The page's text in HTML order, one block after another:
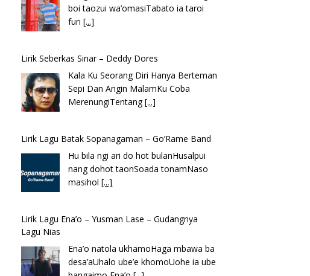
boi taozui wa’omasiTabato ia taroi
furi[...]
Lirik Seberkas Sinar – Deddy Dores
Kala Ku Seorang Diri Hanya Berteman
Sepi Dan Angin MalamKu Coba
MerenungiTentang[...]
Lirik Lagu Batak Sopanagaman – Go’Rame Band
Hu bila ngi ari do hot bulanHusalpui
nang dohot taonSoada tonamNaso
masihol[...]
Lirik Lagu Ena’o – Yusman Lase – Gudangnya
Lagu Nias
Ena’o natola ukhamoHaga mbawa ba
desa’aUhalo ube’e khomoUohe ia ube